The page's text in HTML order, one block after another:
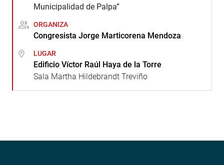
Municipalidad de Palpa”
ORGANIZA
Congresista Jorge Marticorena Mendoza
LUGAR
Edificio Víctor Raúl Haya de la Torre
Sala Martha Hildebrandt Treviño